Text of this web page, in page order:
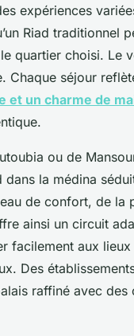
expériences
Riad traditionnel
quartier choisi. Le
Chaque séjour
et un charme de
ou de
la médina
de confort, de la
ainsi un circuit
facilement aux
Des
raffiné avec